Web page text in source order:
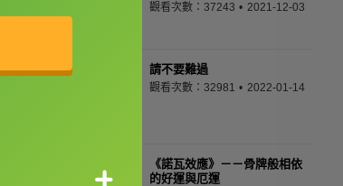
觀看次數：37243 2021-12-03
請不要難過
觀看次數：32981 2022-01-14
《諾瓦效應》－－骨牌般相依
的好運與厄運